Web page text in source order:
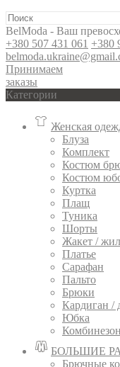
BelModa - Ваш
+380 507 431 061 +380
Принимаем
заказы
Категории
Женская
Блуза
Комплект
Костюм
Костюм
Куртка
Плащ
Туника
Шорты
Жакет /
Платье
Сарафан
Пальто
Брюки
Кардиган /
Юбка
Комбинезон
БОЛЬШИЕ
Брючные